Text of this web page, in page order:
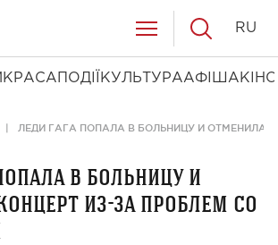
КРАСА ПОДІЇ КУЛЬТУРААФІША КІНО
RU
ЛЕДИ ГАГА ПОПАЛА В БОЛЬНИЦУ И ОТМЕНИЛА
в больницу и
из-за проблем со